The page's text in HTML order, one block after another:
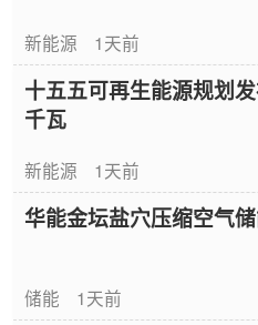
新能源 1天前
十五五可再生能源规划
千瓦
新能源 1天前
华能金坛盐穴压缩空气
储能 1天前